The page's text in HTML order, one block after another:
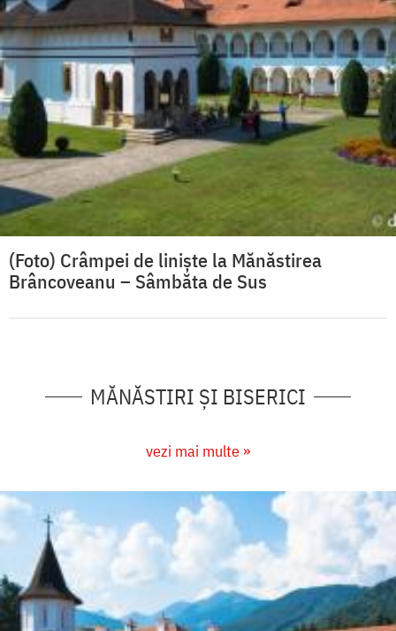
(Foto) Crâmpei de liniște la Mănăstirea
Brâncoveanu – Sâmbăta de Sus
MĂNĂSTIRI ȘI BISERICI
vezi mai multe »